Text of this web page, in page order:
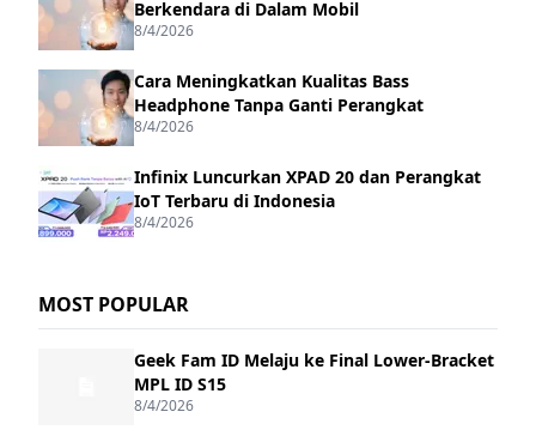
Berkendara di Dalam Mobil
8/4/2026
Cara Meningkatkan Kualitas Bass
Headphone Tanpa Ganti Perangkat
8/4/2026
Infinix Luncurkan XPAD 20 dan Perangkat
IoT Terbaru di Indonesia
8/4/2026
MOST POPULAR
Geek Fam ID Melaju ke Final Lower-Bracket
MPL ID S15
8/4/2026